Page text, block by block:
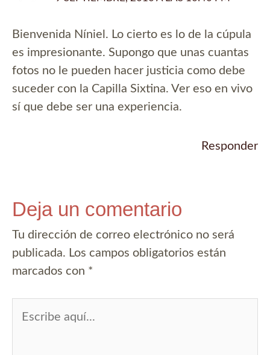
Bienvenida Níniel. Lo cierto es lo de la cúpula
es impresionante. Supongo que unas cuantas
fotos no le pueden hacer justicia como debe
suceder con la Capilla Sixtina. Ver eso en vivo
sí que debe ser una experiencia.
Responder
Deja un comentario
Tu dirección de correo electrónico no será
publicada. Los campos obligatorios están
marcados con *
aquí...